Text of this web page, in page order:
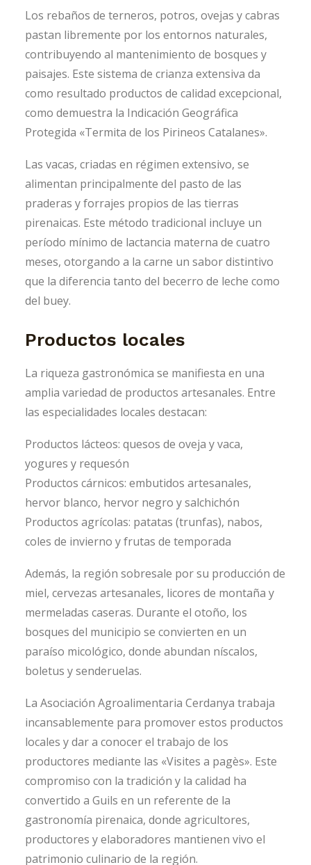
Los rebaños de terneros, potros, ovejas y cabras
pastan libremente por los entornos naturales,
contribuyendo al mantenimiento de bosques y
paisajes. Este sistema de crianza extensiva da
como resultado productos de calidad excepcional,
como demuestra la Indicación Geográfica
Protegida «Termita de los Pirineos Catalanes».
Las vacas, criadas en régimen extensivo, se
alimentan principalmente del pasto de las
praderas y forrajes propios de las tierras
pirenaicas. Este método tradicional incluye un
período mínimo de lactancia materna de cuatro
meses, otorgando a la carne un sabor distintivo
que la diferencia tanto del becerro de leche como
del buey.
Productos locales
La riqueza gastronómica se manifiesta en una
amplia variedad de productos artesanales. Entre
las especialidades locales destacan:
Productos lácteos: quesos de oveja y vaca,
yogures y requesón
Productos cárnicos: embutidos artesanales,
hervor blanco, hervor negro y salchichón
Productos agrícolas: patatas (trunfas), nabos,
coles de invierno y frutas de temporada
Además, la región sobresale por su producción de
miel, cervezas artesanales, licores de montaña y
mermeladas caseras. Durante el otoño, los
bosques del municipio se convierten en un
paraíso micológico, donde abundan níscalos,
boletus y senderuelas.
La Asociación Agroalimentaria Cerdanya trabaja
incansablemente para promover estos productos
locales y dar a conocer el trabajo de los
productores mediante las «Visites a pagès». Este
compromiso con la tradición y la calidad ha
convertido a Guils en un referente de la
gastronomía pirenaica, donde agricultores,
productores y elaboradores mantienen vivo el
patrimonio culinario de la región.